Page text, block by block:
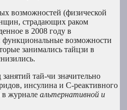
возможностей (физической
страдающих раком
в 2008 году в
функциональные возможности
занимались тайцзи в
тай-чи значительно
инсулина и С-реактивного
в журнале альтернативной и